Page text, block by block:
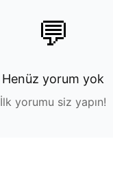
💬
Henüz yorum yok
İlk yorumu siz yapın!